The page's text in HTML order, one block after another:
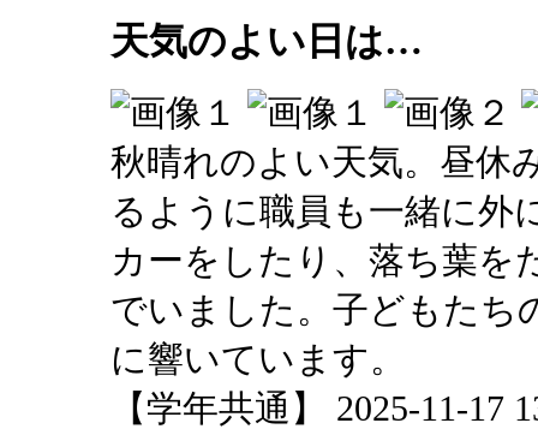
天気のよい日は…
秋晴れのよい天気。昼休
るように職員も一緒に外
カーをしたり、落ち葉を
でいました。子どもたち
に響いています。
【学年共通】 2025-11-17